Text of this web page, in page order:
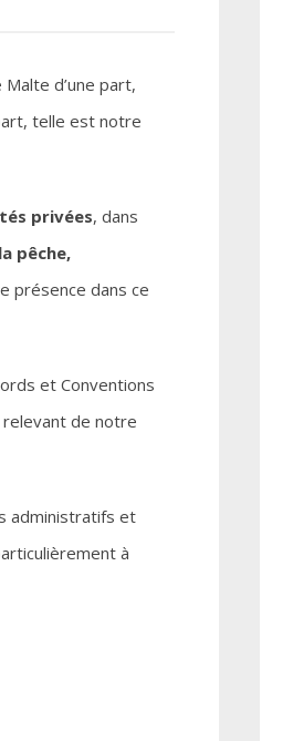
d’une part,
telle est notre
privées, dans
pêche,
présence dans ce
et Conventions
de notre
administratifs et
à